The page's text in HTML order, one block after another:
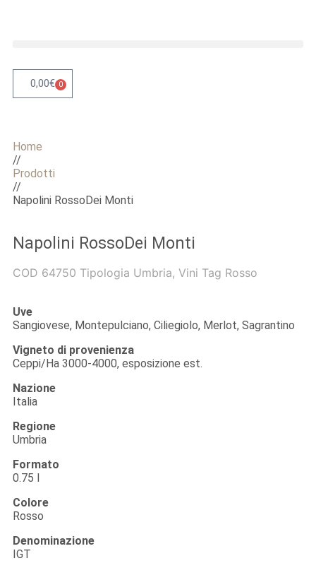
0,00€ 0
Home
//
Prodotti
//
Napolini RossoDei Monti
Napolini RossoDei Monti
COD 64750 Tipologia Umbria, Vini Tag Rosso
Uve
Sangiovese, Montepulciano, Ciliegiolo, Merlot, Sagrantino
Vigneto di provenienza
Ceppi/Ha 3000-4000, esposizione est.
Nazione
Italia
Regione
Umbria
Formato
0.75 l
Colore
Rosso
Denominazione
IGT